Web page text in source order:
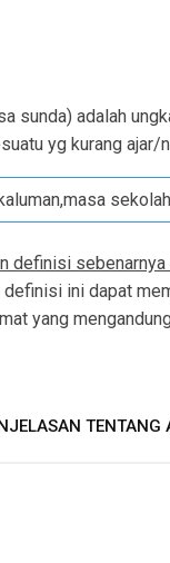
sunda) adalah
yg kurang ajar/
definisi sebenarnya
definisi ini dapat
yang
TENTANG